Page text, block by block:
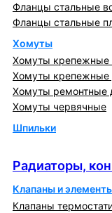
Фланцы стальные
Фланцы стальные
Хомуты
Хомуты крепежные
Хомуты крепежные
Хомуты ремонтные
Хомуты червячные
Шпильки
Радиаторы,
Клапаны и
Клапаны